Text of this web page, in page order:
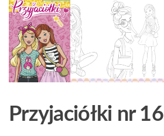
Przyjaciółki nr 16